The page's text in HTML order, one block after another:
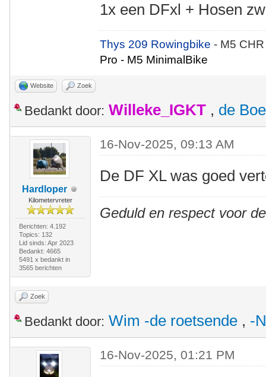
1x een DFxl + Hosen
Thys 209 Rowingbike- M5
Pro - M5 MinimalBike
Website Zoek
Bedankt door: Willeke_IGKT , de
Hardloper
Kilometervreter
Berichten: 4.192
Topics: 132
Lid sinds: Apr 2023
Bedankt: 4665
5491 x bedankt in
3565 berichten
16-Nov-2025, 09:13 AM
De DF XL was goed
Geduld en respect voor
Zoek
Bedankt door: Wim -de roetsende , -
16-Nov-2025, 01:21 PM